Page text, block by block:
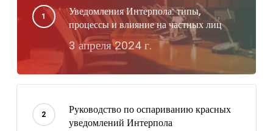
Уведомления Интерпола: типы,
процессы и влияние на частных лиц
3 апреля 2024 г.
Руководство по оспариванию красных
уведомлений Интерпола